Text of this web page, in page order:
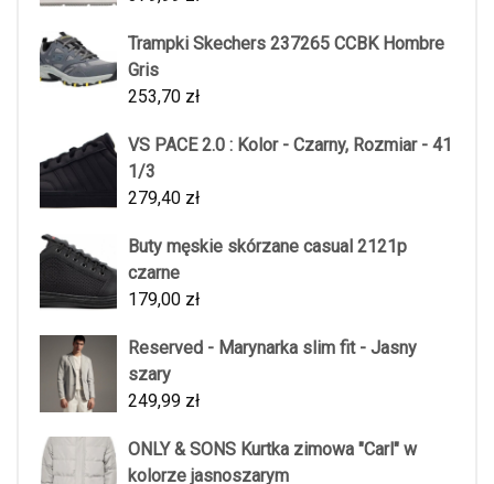
Trampki Skechers 237265 CCBK Hombre
Gris
253,70 zł
VS PACE 2.0 : Kolor - Czarny, Rozmiar - 41
1/3
279,40 zł
Buty męskie skórzane casual 2121p
czarne
179,00 zł
Reserved - Marynarka slim fit - Jasny
szary
249,99 zł
ONLY & SONS Kurtka zimowa "Carl" w
kolorze jasnoszarym